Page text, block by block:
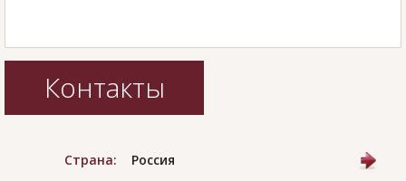
Контакты
Страна: Россия